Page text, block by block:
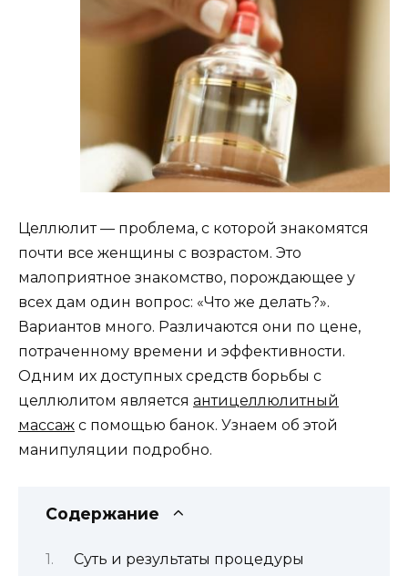
Целлюлит — проблема, с которой знакомятся
почти все женщины с возрастом. Это
малоприятное знакомство, порождающее у
всех дам один вопрос: «Что же делать?».
Вариантов много. Различаются они по цене,
потраченному времени и эффективности.
Одним их доступных средств борьбы с
целлюлитом является антицеллюлитный
массаж с помощью банок. Узнаем об этой
манипуляции подробно.
Содержание
Суть и результаты процедуры